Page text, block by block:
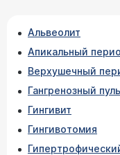
Альвеолит
Апикальный
Верхушечный
Гангренозный
Гингивит
Гингивотомия